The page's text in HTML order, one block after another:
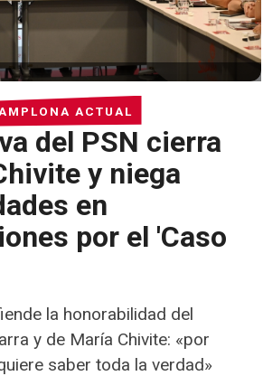
ACTUAL
del PSN cierra
y niega
en
por el 'Caso
la honorabilidad del
y de María Chivite: «por
saber toda la verdad»